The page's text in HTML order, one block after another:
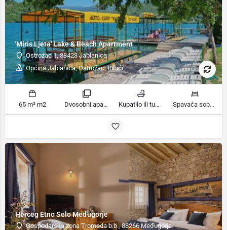
'Miris Ljeta' Lake & Beach Apartment
Ostrožac 1, 88423 Jablanica
Općina Jablanica, Ostrožac, Ribići
65 m² m2 Dvosobni apartman sobe Kupatilo ili tuš kupatila Spavaća soba 1: 1 veliki bračni krevet | Spavaća soba 2: 3 kreveta za jednu osobu | Dnevni boravak: 1 kauč na razvlačenje ležaja
Herceg Etno Selo Međugorje
Gospodarska zona Tromeda b.b., 88266 Međugorje